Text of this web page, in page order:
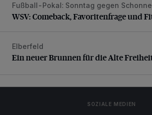
WSV: Comeback, Favoritenfrage und
Fußball-Pokal: Sonntag gegen
WSV: Comeback, Favoritenfrage und
Ein neuer Brunnen für die Alte Freiheit
Elberfeld
Ein neuer Brunnen für die Alte
SOZIALE MEDIEN